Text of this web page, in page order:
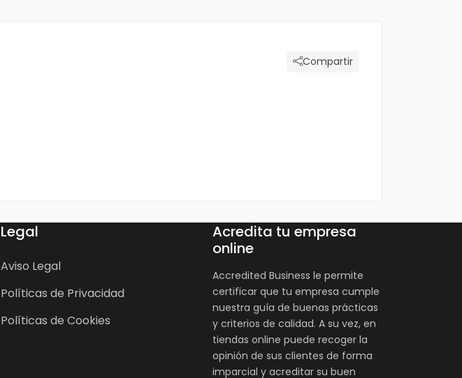
Compartir
Legal
Aviso Legal
Políticas de Privacidad
Políticas de Cookies
Acredita tu empresa
online
Accredited Business le permite
certificar que tu empresa cumple
nuestra guía de buenas prácticas
y criterios de calidad. A su vez, en
tiendas online puede recoger la
opinión de sus clientes de forma
imparcial y acreditar su buen